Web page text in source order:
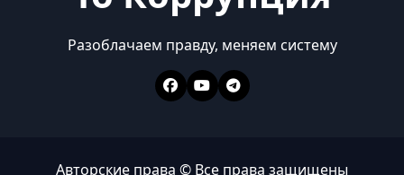
Разоблачаем правду, меняем систему
Авторские права © Все права защищены